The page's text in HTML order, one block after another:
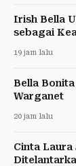
Irish Bella
sebagai
19 jam lalu
Bella
Warganet
20 jam lalu
Cinta Laura